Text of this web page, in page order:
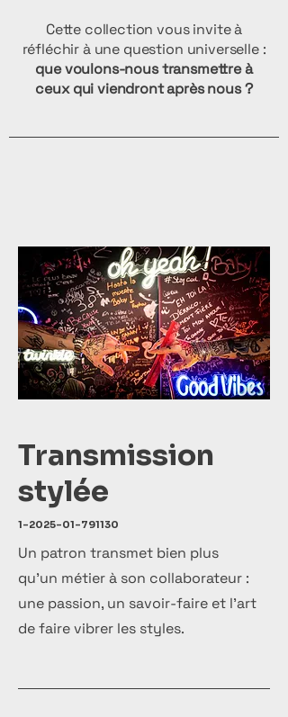
Cette collection vous invite à
réfléchir à une question universelle :
que voulons-nous transmettre à
ceux qui viendront après nous ?
Transmission
stylée
1-2025-01-791130
Un patron transmet bien plus
qu’un métier à son collaborateur :
une passion, un savoir-faire et l’art
de faire vibrer les styles.